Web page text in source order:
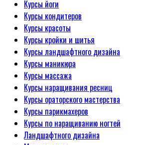
Курсы йоги
Курсы кондитеров
Курсы красоты
Курсы кройки и шитья
Курсы ландшафтного дизайна
Курсы маникюра
Курсы массажа
Курсы наращивания ресниц
Курсы ораторского мастерства
Курсы парикмахеров
Курсы по наращиванию ногтей
Ландшафтного дизайна